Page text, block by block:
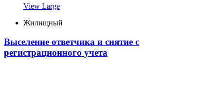
View Large
Жилищный
Выселение ответчика и снятие с
регистрационного учета